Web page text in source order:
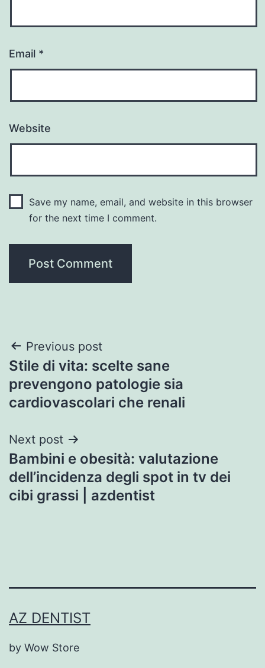
Email *
Website
Save my name, email, and website in this browser
for the next time I comment.
Post
navigation
Previous post
Stile di vita: scelte sane
prevengono patologie sia
cardiovascolari che renali
Next post
Bambini e obesità: valutazione
dell’incidenza degli spot in tv dei
cibi grassi | azdentist
AZ DENTIST
by Wow Store